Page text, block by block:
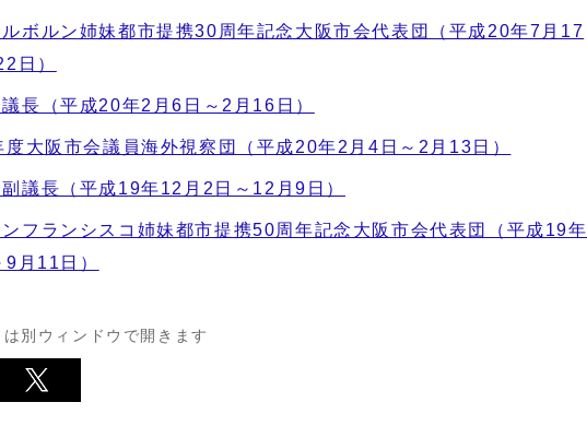
ボルン姉妹都市提携30周年記念大阪市会代表団（平成20年7月17
日）
長（平成20年2月6日～2月16日）
度大阪市会議員海外視察団（平成20年2月4日～2月13日）
議長（平成19年12月2日～12月9日）
フランシスコ姉妹都市提携50周年記念大阪市会代表団（平成19年
月11日）
別ウィンドウで開きます